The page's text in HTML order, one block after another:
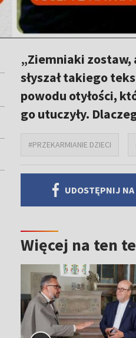
„Ziemniaki
słyszał takiego
powodu otyłości,
go utuczyły.
#PRZEKARMIANIE DZIECI
UDOSTĘPNIJ NA
Więcej na ten